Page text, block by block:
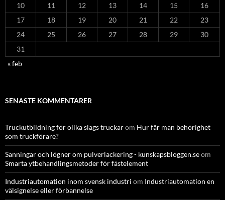
10
11 12 13 14 15
16
17
18 19 20 21 22
23
24
25 26 27 28 29
30
31
« feb
SENASTE KOMMENTARER
Truckutbildning för olika slags truckarom Hur får man behörighet
som truckförare?
Sanningar och lögner om pulverlackering - kunskapsbloggen.seom
Smarta ytbehandlingsmetoder för fästelement
Industriautomation inom svensk industri om Industriautomation en
välsignelse eller förbannelse